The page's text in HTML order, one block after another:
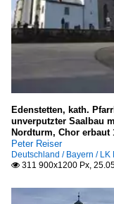
Edenstetten, kath.
unverputzter Saalbau
Nordturm, Chor erbaut
Peter Reiser
Deutschland / Bayern / LK
 311 900x1200 Px,